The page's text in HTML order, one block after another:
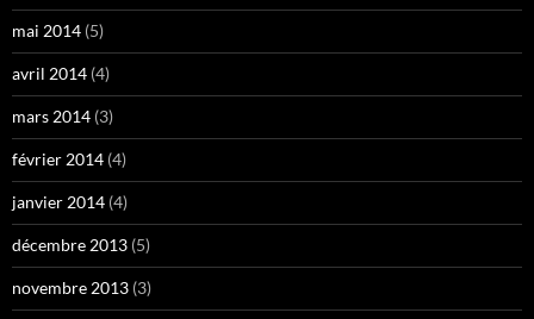
mai 2014 (5)
avril 2014 (4)
mars 2014 (3)
février 2014 (4)
janvier 2014 (4)
décembre 2013 (5)
novembre 2013 (3)